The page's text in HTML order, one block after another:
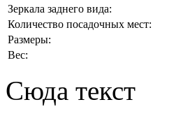
Зеркала заднего вида:
Количество посадочных мест:
Размеры:
Вес:
Сюда текст